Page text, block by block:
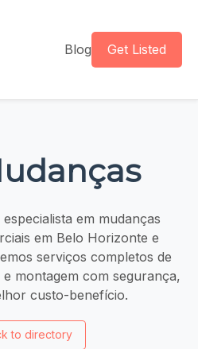
Blog Get Listed
em mudanças
em Belo Horizonte e
serviços completos de
montagem com segurança,
custo-benefício.
to directory